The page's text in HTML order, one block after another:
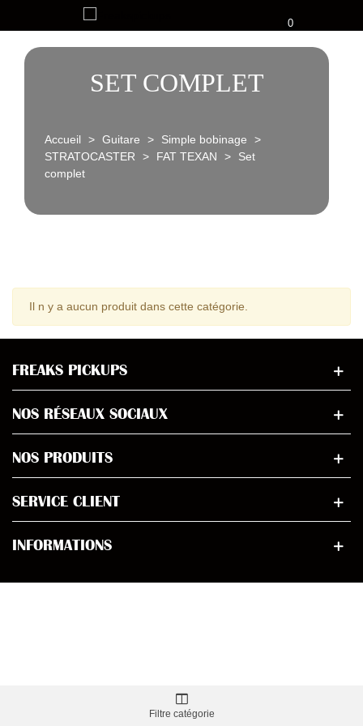
0
SET COMPLET
Accueil > Guitare > Simple bobinage
>
STRATOCASTER
> FAT TEXAN >
Set
complet
Il n y a aucun produit dans cette catégorie.
FREAKS PICKUPS
NOS RÉSEAUX SOCIAUX
NOS PRODUITS
SERVICE CLIENT
INFORMATIONS
Filtre catégorie